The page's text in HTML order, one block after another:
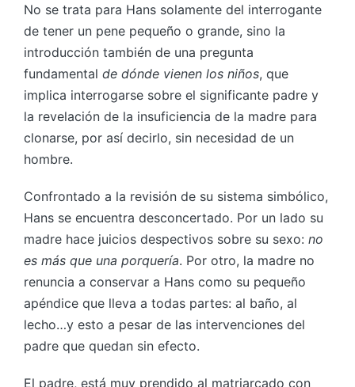
No se trata para Hans solamente del interrogante
de tener un pene pequeño o grande, sino la
introducción también de una pregunta
fundamental de dónde vienen los niños, que
implica interrogarse sobre el significante padre y
la revelación de la insuficiencia de la madre para
clonarse, por así decirlo, sin necesidad de un
hombre.
Confrontado a la revisión de su sistema simbólico,
Hans se encuentra desconcertado. Por un lado su
madre hace juicios despectivos sobre su sexo: no
es más que una porquería. Por otro, la madre no
renuncia a conservar a Hans como su pequeño
apéndice que lleva a todas partes: al baño, al
lecho…y esto a pesar de las intervenciones del
padre que quedan sin efecto.
El padre, está muy prendido al matriarcado con